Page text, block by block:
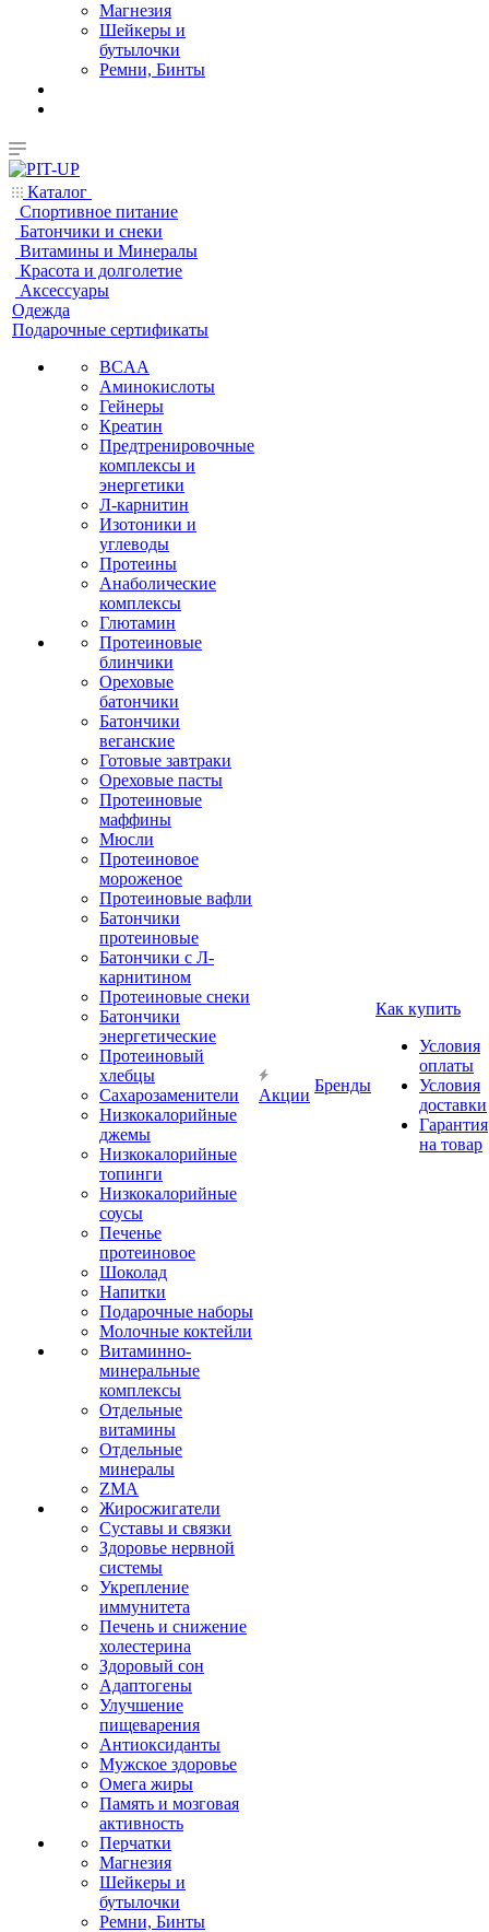
Магнезия
Шейкеры и
бутылочки
Ремни, Бинты
Каталог
Спортивное питание
Батончики и снеки
Витамины и Минералы
Красота и долголетие
Аксессуары
Одежда
Подарочные сертификаты
BCAA
Аминокислоты
Гейнеры
Креатин
Предтренировочные
комплексы и
энергетики
Л-карнитин
Изотоники и
углеводы
Протеины
Анаболические
комплексы
Глютамин
Протеиновые
блинчики
Ореховые
батончики
Батончики
веганские
Готовые завтраки
Ореховые пасты
Протеиновые
маффины
Мюсли
Протеиновое
мороженое
Протеиновые вафли
Батончики
протеиновые
Батончики с Л-
карнитином
Протеиновые снеки
Батончики
энергетические
Протеиновый
хлебцы
Сахарозаменители
Низкокалорийные
джемы
Низкокалорийные
топинги
Низкокалорийные
соусы
Печенье
протеиновое
Шоколад
Напитки
Подарочные наборы
Молочные коктейли
Витаминно-
минеральные
комплексы
Отдельные
витамины
Отдельные
минералы
ZMA
Жиросжигатели
Суставы и связки
Здоровье нервной
системы
Укрепление
иммунитета
Печень и снижение
холестерина
Здоровый сон
Адаптогены
Улучшение
пищеварения
Антиоксиданты
Мужское здоровье
Омега жиры
Память и мозговая
активность
Перчатки
Магнезия
Шейкеры и
бутылочки
Ремни, Бинты
Акции
Бренды
Как купить
Условия
оплаты
Условия
доставки
Гарантия
на товар